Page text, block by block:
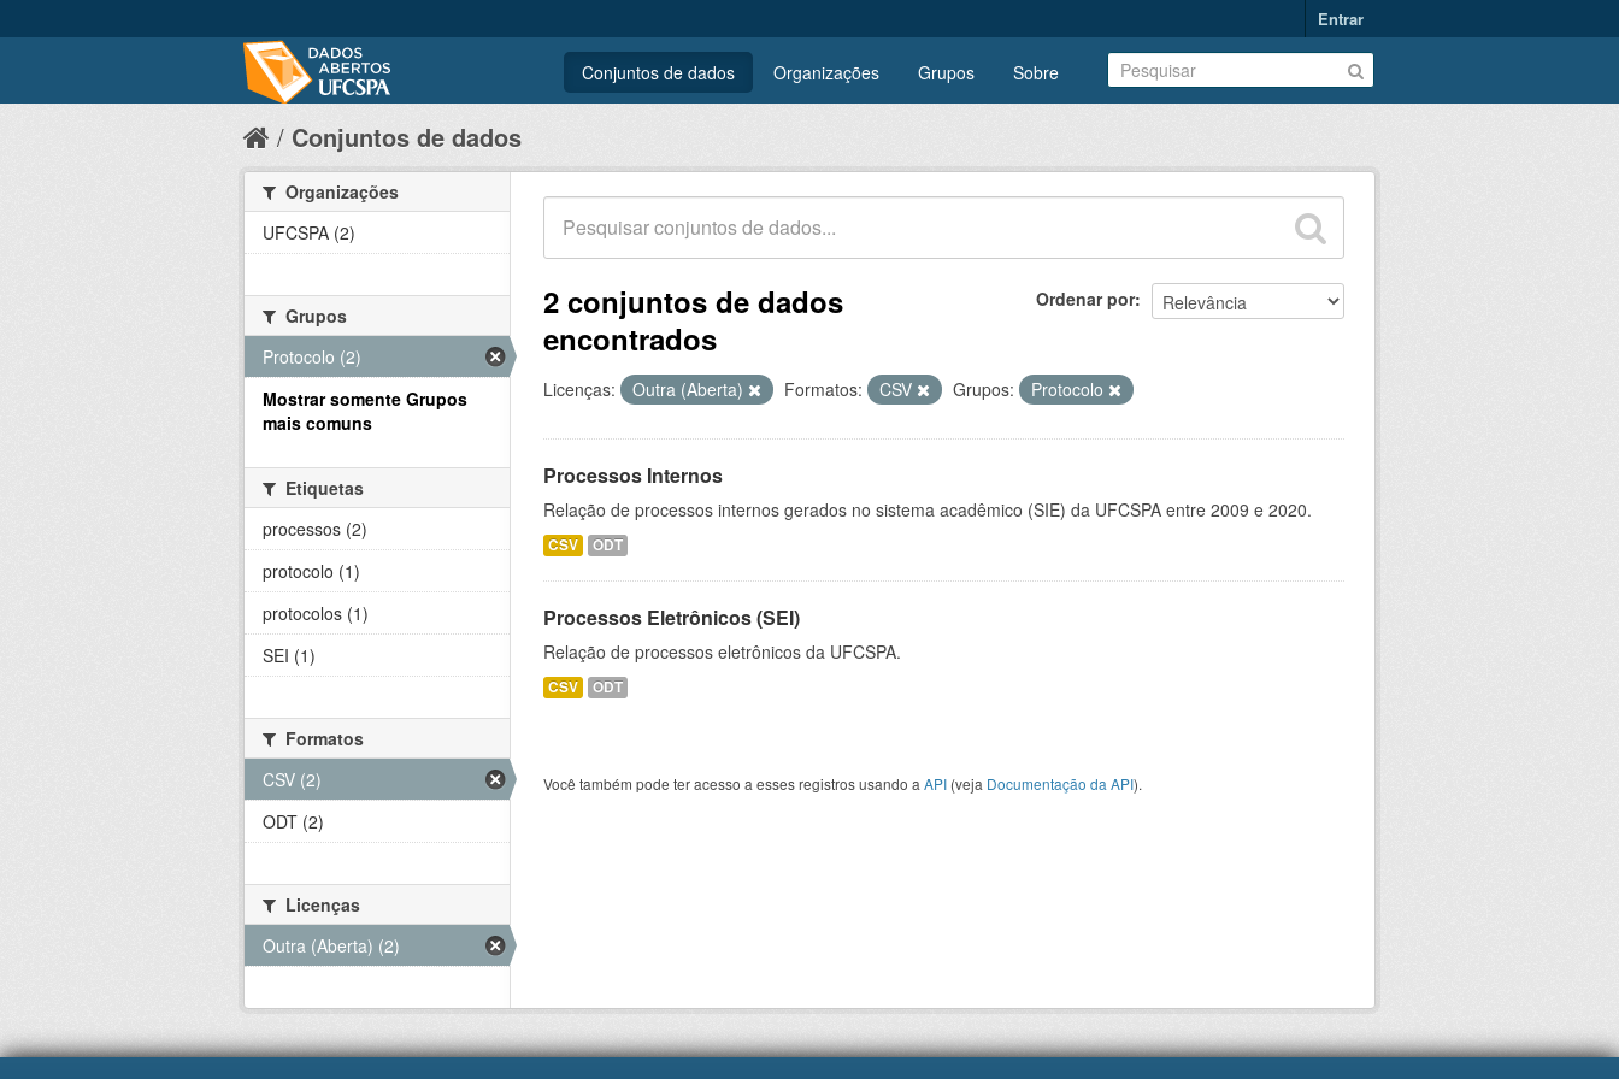
Entrar
Conjuntos de dados Organizações Grupos Sobre
Conjuntos de dados
Ordenar por
2 conjuntos de dados
encontrados
Licenças: Outra (Aberta) Formatos: CSV Grupos: Protocolo
Processos Internos
Relação de processos internos gerados no sistema acadêmico (SIE) da UFCSPA entre 2009 e 2020.
CSV ODT
Processos Eletrônicos (SEI)
Relação de processos eletrônicos da UFCSPA.
CSV ODT
Você também pode ter acesso a esses registros usando a API (veja Documentação da API).
Organizações
UFCSPA (2)
Grupos
Protocolo (2)
Mostrar somente Grupos
mais comuns
Etiquetas
processos (2)
protocolo (1)
protocolos (1)
SEI (1)
Formatos
CSV (2)
ODT (2)
Licenças
Outra (Aberta) (2)